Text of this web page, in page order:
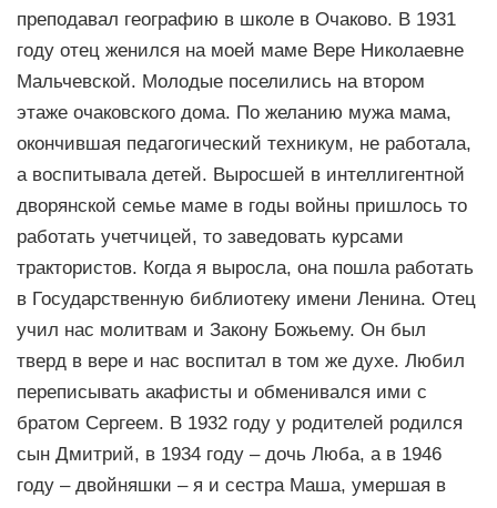
преподавал географию в школе в Очаково. В 1931
году отец женился на моей маме Вере Николаевне
Мальчевской. Молодые поселились на втором
этаже очаковского дома. По желанию мужа мама,
окончившая педагогический техникум, не работала,
а воспитывала детей. Выросшей в интеллигентной
дворянской семье маме в годы войны пришлось то
работать учетчицей, то заведовать курсами
трактористов. Когда я выросла, она пошла работать
в Государственную библиотеку имени Ленина. Отец
учил нас молитвам и Закону Божьему. Он был
тверд в вере и нас воспитал в том же духе. Любил
переписывать акафисты и обменивался ими с
братом Сергеем. В 1932 году у родителей родился
сын Дмитрий, в 1934 году – дочь Люба, а в 1946
году – двойняшки – я и сестра Маша, умершая в